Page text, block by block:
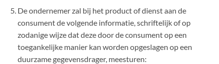
De ondernemer zal bij het product of dienst aan de
consument de volgende informatie, schriftelijk of op
zodanige wijze dat deze door de consument op een
toegankelijke manier kan worden opgeslagen op een
duurzame gegevensdrager, meesturen: